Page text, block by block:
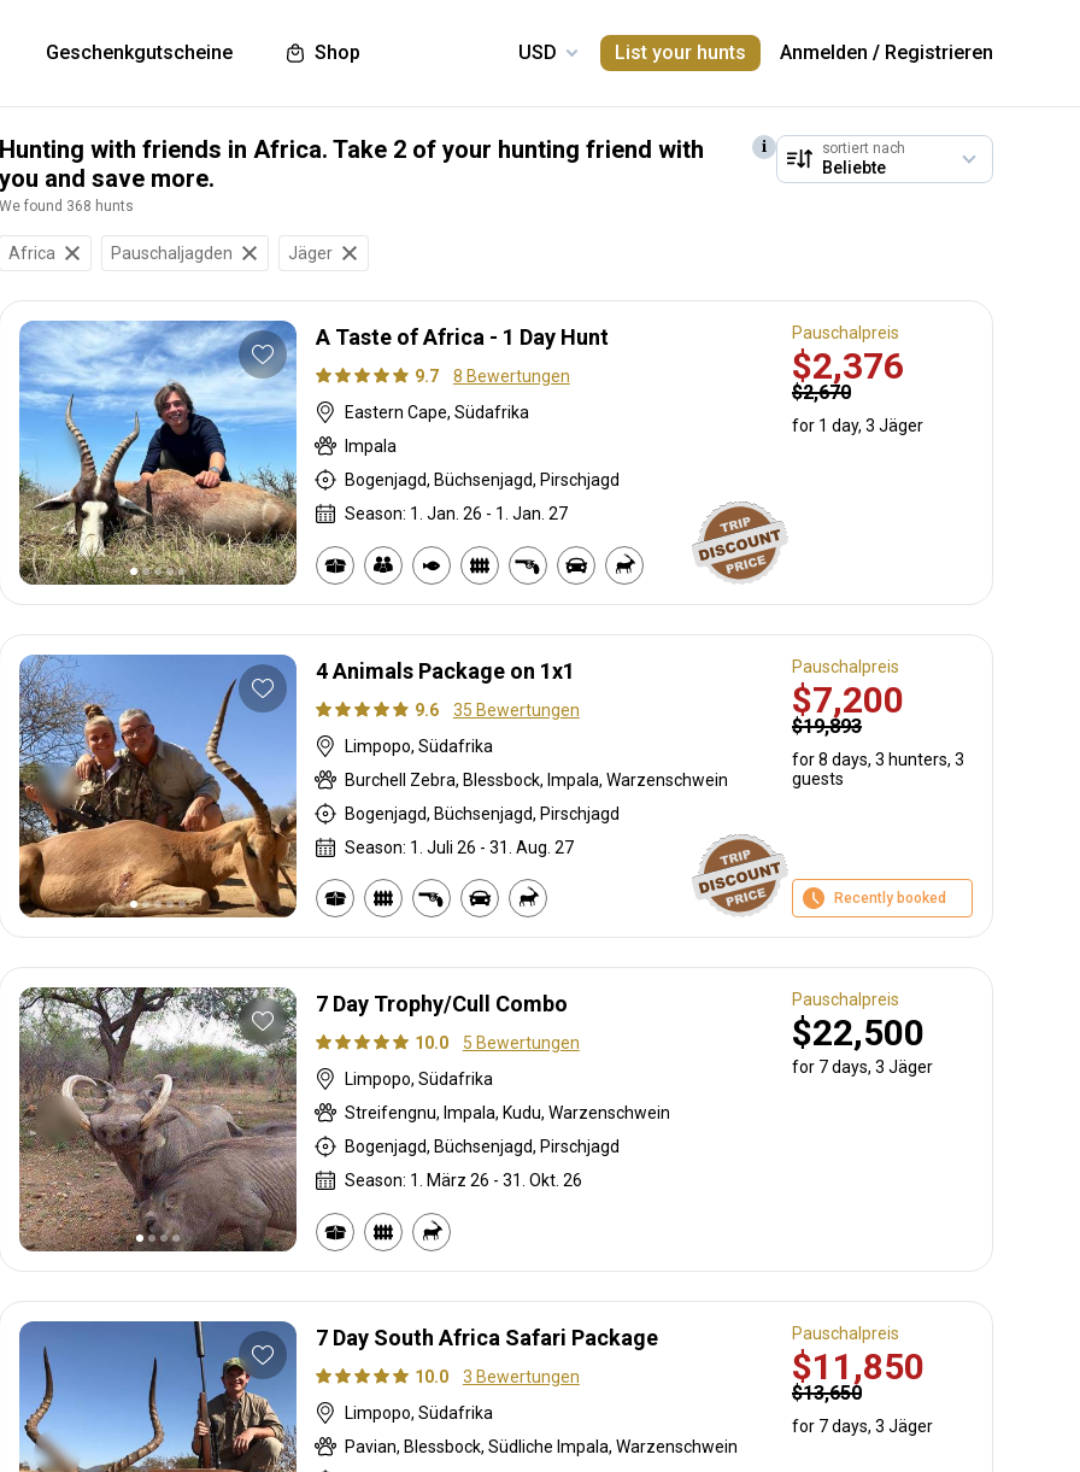
Geschenkgutscheine Shop List your hunts Anmelden / Registrieren
Hunting with friends in Africa. Take 2 of your hunting friend with
you and save more.
We found 368 hunts
sortiert nach
Africa Pauschaljagden Jäger
A Taste of Africa - 1 Day Hunt
9.7
8 Bewertungen
Eastern Cape, Südafrika
Impala
Bogenjagd, Büchsenjagd, Pirschjagd
Season: 1. Jan. 26 - 1. Jan. 27
Pauschalpreis
$2,376
$2,670
for 1 day, 3 Jäger
4 Animals Package on 1x1
9.6
35 Bewertungen
Limpopo, Südafrika
Burchell Zebra, Blessbock, Impala, Warzenschwein
Bogenjagd, Büchsenjagd, Pirschjagd
Season: 1. Juli 26 - 31. Aug. 27
Pauschalpreis
$7,200
$19,893
for 8 days, 3 hunters, 3
guests
Recently booked
7 Day Trophy/Cull Combo
10.0
5 Bewertungen
Limpopo, Südafrika
Streifengnu, Impala, Kudu, Warzenschwein
Bogenjagd, Büchsenjagd, Pirschjagd
Season: 1. März 26 - 31. Okt. 26
Pauschalpreis
$22,500
for 7 days, 3 Jäger
7 Day South Africa Safari Package
10.0
3 Bewertungen
Limpopo, Südafrika
Pavian, Blessbock, Südliche Impala, Warzenschwein
Pauschalpreis
$11,850
$13,650
for 7 days, 3 Jäger